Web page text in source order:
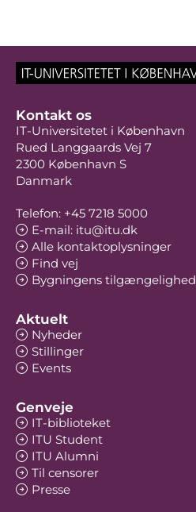
Kontakt os
IT-Universitetet i København
Rued Langgaards Vej 7
2300 København S
Danmark
Telefon: +45 7218 5000
E-mail: itu@itu.dk
Alle kontaktoplysninger
Find vej
Bygningens tilgængelighed
Aktuelt
Nyheder
Stillinger
Events
Genveje
IT-biblioteket
ITU Student
ITU Alumni
Til censorer
Presse